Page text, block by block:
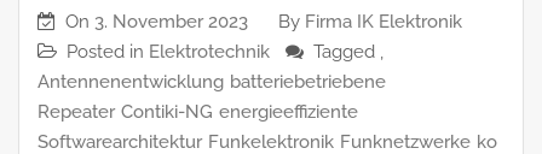
On 3. November 2023 By Firma IK Elektronik
Posted in Elektrotechnik
Tagged ,
Antennenentwicklung batteriebetriebene
Repeater Contiki-NG energieeffiziente
Softwarearchitektur Funkelektronik Funknetzwerke ko